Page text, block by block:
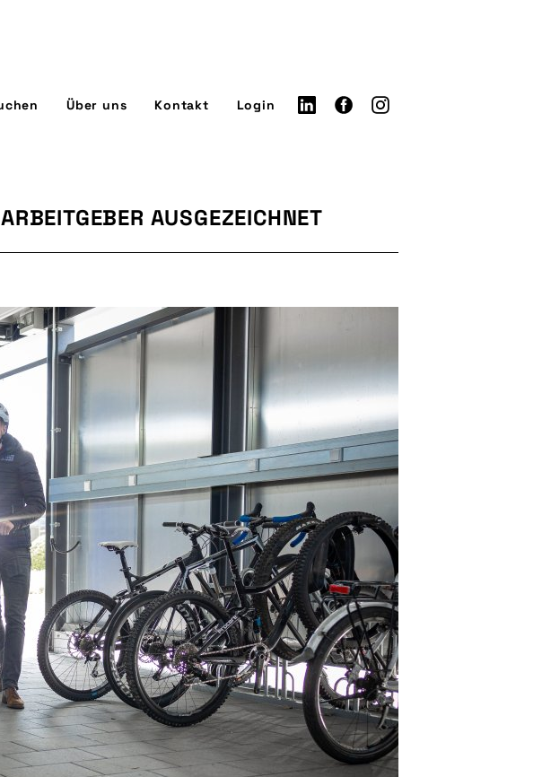
Über uns Kontakt Login
AUSGEZEICHNET